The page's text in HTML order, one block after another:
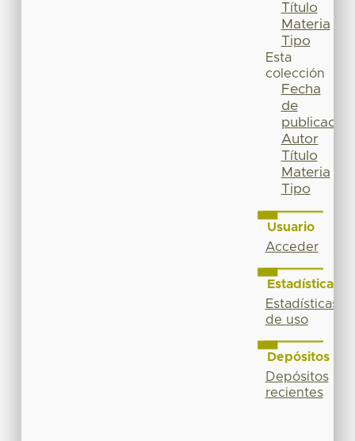
Título
Materia
Tipo
Esta
colección
Fecha
de
publicación
Autor
Título
Materia
Tipo
Usuario
Acceder
Estadísticas
Estadísticas
de uso
Depósitos
Depósitos
recientes